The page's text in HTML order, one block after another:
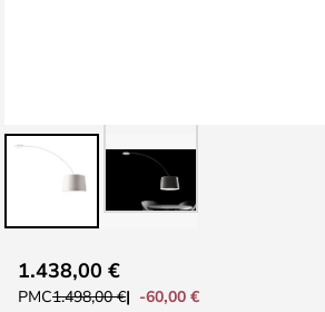
to
the
1.438,00 €
PMC1.498,00 €
-60,00 €